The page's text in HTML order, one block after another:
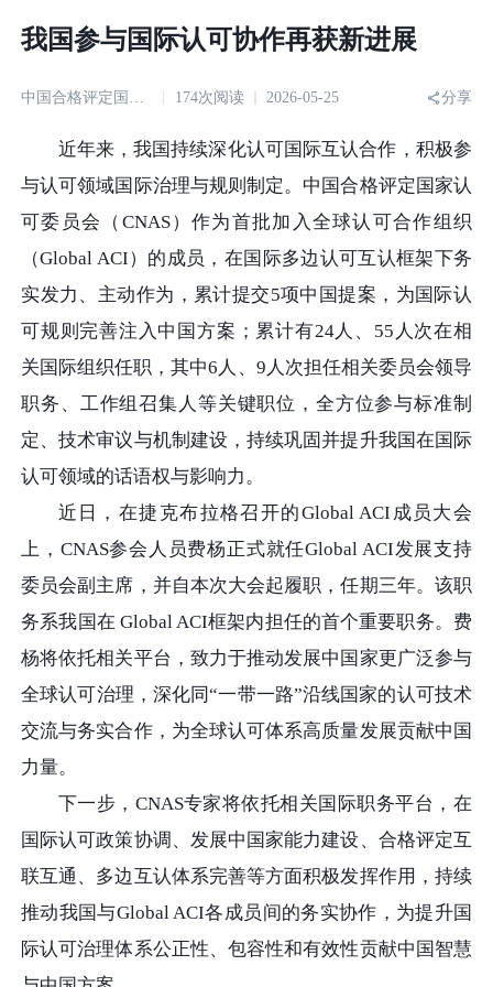
我国参与国际认可协作再获新进展
174次阅读 2026-05-25 分享
近年来，我国持续深化认可国际互认合作，积极参
与认可领域国际治理与规则制定。中国合格评定国家认
可委员会（CNAS）作为首批加入全球认可合作组织
（Global ACI）的成员，在国际多边认可互认框架下务
实发力、主动作为，累计提交5项中国提案，为国际认
可规则完善注入中国方案；累计有24人、55人次在相
关国际组织任职，其中6人、9人次担任相关委员会领导
职务、工作组召集人等关键职位，全方位参与标准制
定、技术审议与机制建设，持续巩固并提升我国在国际
认可领域的话语权与影响力。
近日，在捷克布拉格召开的Global ACI成员大会
上，CNAS参会人员费杨正式就任Global ACI发展支持
委员会副主席，并自本次大会起履职，任期三年。该职
务系我国在 Global ACI框架内担任的首个重要职务。费
杨将依托相关平台，致力于推动发展中国家更广泛参与
全球认可治理，深化同“一带一路”沿线国家的认可技术
交流与务实合作，为全球认可体系高质量发展贡献中国
力量。
下一步，CNAS专家将依托相关国际职务平台，在
国际认可政策协调、发展中国家能力建设、合格评定互
联互通、多边互认体系完善等方面积极发挥作用，持续
推动我国与Global ACI各成员间的务实协作，为提升国
际认可治理体系公正性、包容性和有效性贡献中国智慧